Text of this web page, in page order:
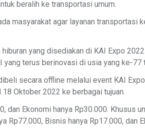
beralih ke transportasi umum.
masyarakat agar layanan transportasi
yang disediakan di KAI Expo
terus berinovasi di usia yang ke-77
secara offline melalui event KAI
Oktober 2022 ke berbagai tujuan.
Ekonomi hanya Rp30.000. Khusus
Bisnis hanya Rp17.000, dan